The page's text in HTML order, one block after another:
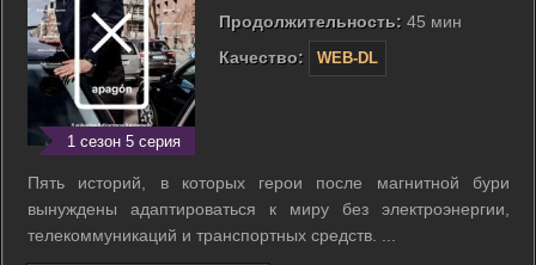
1 сезон 5 серия
Продолжительность: 45 мин
Качество:
WEB-DL
Пять историй, в которых герои после магнитной бури
вынуждены адаптироваться к миру без электроэнергии,
телекоммуникаций и транспортных средств. ...